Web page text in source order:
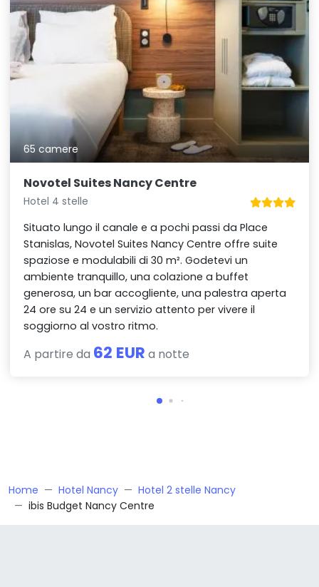
65 camere
Novotel Suites Nancy Centre
Hotel 4 stelle
Situato lungo il canale e a pochi passi da Place
Stanislas, Novotel Suites Nancy Centre offre suite
spaziose e modulabili di 30 m². Godetevi un
ambiente tranquillo, una colazione a buffet
generosa, un bar accogliente, una palestra aperta
24 ore su 24 e un servizio attento per vivere il
soggiorno al vostro ritmo.
A partire da 62 EUR a notte
Home Hotel Nancy
Hotel 2 stelle Nancy
ibis Budget Nancy Centre